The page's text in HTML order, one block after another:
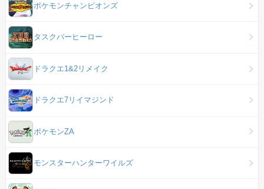
ポケモンチャンピオンズ
タスクバーヒーロー
ドラクエ1&2リメイク
ドラクエ7リイマジンド
ポケモンZA
モンスターハンターワイルズ